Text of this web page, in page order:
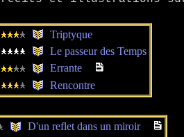
Triptyque
Le passeur des Temps
Errante
Rencontre
D'un reflet dans un miroir